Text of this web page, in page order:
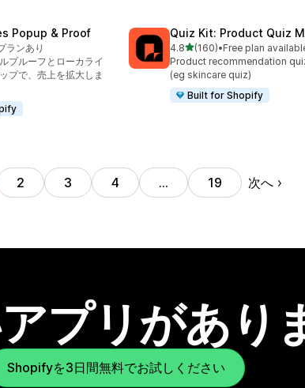
Popup & Proof
件
ランあり
プルーフとローカライ
プで、売上を拡大しま
Quiz Kit: Product Quiz
4.85つ星中
(160)
合計レビュー数：160件
•Free plan
Product recommendation
(eg skincare quiz)
Built for Shopify
2 3 4 … 19 次へ
プリがあり
Shopifyを3日間無料でお試しください